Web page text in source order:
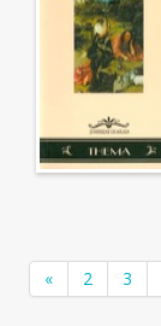
BIOGRAFÍA:
BIOLOGIA,
Ver todas...
« 2 3